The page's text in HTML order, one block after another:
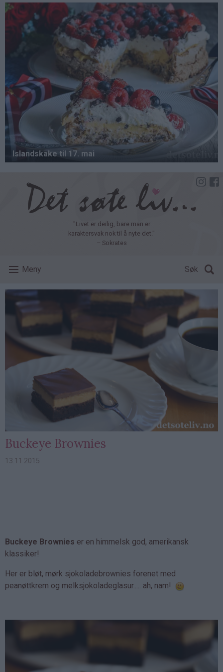
Hopp
hovedinnhold
"Livet er deilig, bare man er
karaktersvak nok til å nyte det."
– Sokrates
Meny Søk
Buckeye Brownies
13.11.2015
Buckeye Brownies er en himmelsk god, amerikansk
klassiker!
Her er bløt, mørk sjokoladebrownies forenet med
peanøttkrem og melksjokoladeglasur..... ah, nam!